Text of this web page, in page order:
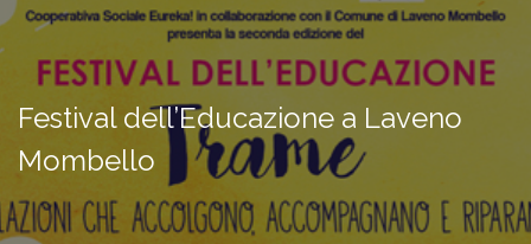
Festival dell’Educazione a Laveno
Mombello